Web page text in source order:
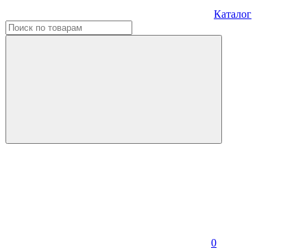
Каталог
0